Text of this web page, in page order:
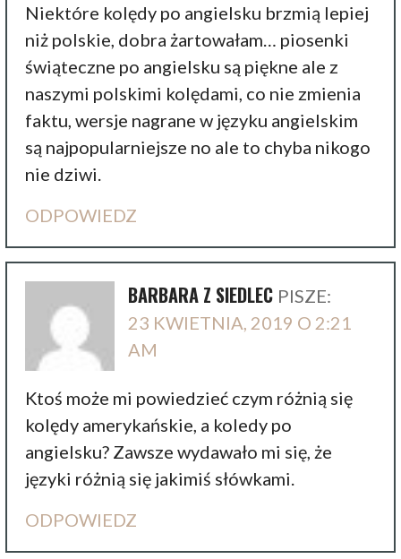
Niektóre kolędy po angielsku brzmią lepiej
niż polskie, dobra żartowałam… piosenki
świąteczne po angielsku są piękne ale z
naszymi polskimi kolędami, co nie zmienia
faktu, wersje nagrane w języku angielskim
są najpopularniejsze no ale to chyba nikogo
nie dziwi.
ODPOWIEDZ
BARBARA Z SIEDLEC PISZE:
23 KWIETNIA, 2019 O 2:21
AM
Ktoś może mi powiedzieć czym różnią się
kolędy amerykańskie, a koledy po
angielsku? Zawsze wydawało mi się, że
języki różnią się jakimiś słówkami.
ODPOWIEDZ